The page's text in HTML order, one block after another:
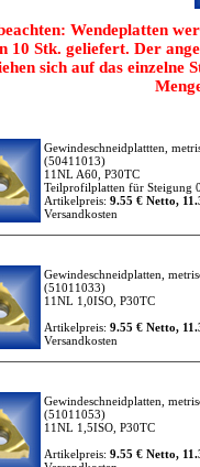
Wendeplatten
10 Stk. geliefert. Der
sich auf das einzelne
Gewindeschneidplattten,
(50411013)
11NL A60, P30TC
Teilprofilplatten für Steigung
Artikelpreis: 9.55 € Netto,
Versandkosten
Gewindeschneidplatten,
(51011033)
11NL 1,0ISO, P30TC
Artikelpreis: 9.55 € Netto,
Versandkosten
Gewindeschneidplatten,
(51011053)
11NL 1,5ISO, P30TC
Artikelpreis: 9.55 € Netto,